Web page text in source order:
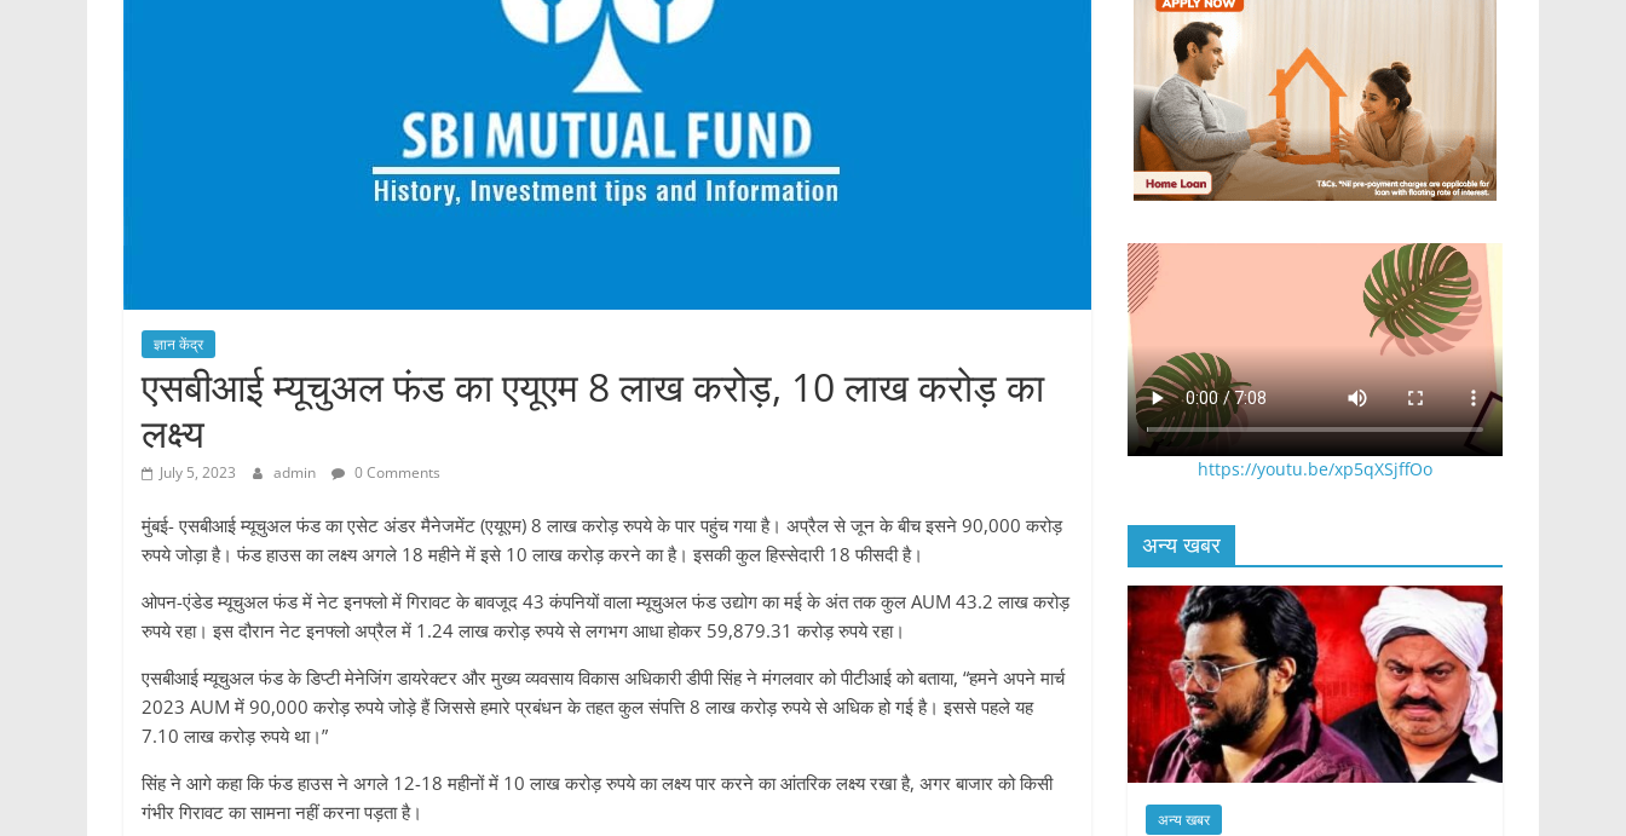
ज्ञान केंद्र
एसबीआई म्यूचुअल फंड का एयूएम 8 लाख करोड़, 10 लाख करोड़ का
लक्ष्य
July 5, 2023 admin 0 Comments
मुंबई- एसबीआई म्यूचुअल फंड का एसेट अंडर मैनेजमेंट (एयूएम) 8 लाख करोड़ रुपये के पार पहुंच गया है। अप्रैल से जून के बीच इसने 90,000 करोड़
रुपये जोड़ा है। फंड हाउस का लक्ष्य अगले 18 महीने में इसे 10 लाख करोड़ करने का है। इसकी कुल हिस्सेदारी 18 फीसदी है।
ओपन-एंडेड म्यूचुअल फंड में नेट इनफ्लो में गिरावट के बावजूद 43 कंपनियों वाला म्यूचुअल फंड उद्योग का मई के अंत तक कुल AUM 43.2 लाख करोड़
रुपये रहा। इस दौरान नेट इनफ्लो अप्रैल में 1.24 लाख करोड़ रुपये से लगभग आधा होकर 59,879.31 करोड़ रुपये रहा।
एसबीआई म्यूचुअल फंड के डिप्टी मेनेजिंग डायरेक्टर और मुख्य व्यवसाय विकास अधिकारी डीपी सिंह ने मंगलवार को पीटीआई को बताया, “हमने अपने मार्च
2023 AUM में 90,000 करोड़ रुपये जोड़े हैं जिससे हमारे प्रबंधन के तहत कुल संपत्ति 8 लाख करोड़ रुपये से अधिक हो गई है। इससे पहले यह
7.10 लाख करोड़ रुपये था।”
सिंह ने आगे कहा कि फंड हाउस ने अगले 12-18 महीनों में 10 लाख करोड़ रुपये का लक्ष्य पार करने का आंतरिक लक्ष्य रखा है, अगर बाजार को किसी
गंभीर गिरावट का सामना नहीं करना पड़ता है।
https://youtu.be/xp5qXSjffOo
अन्य खबर
अन्य खबर